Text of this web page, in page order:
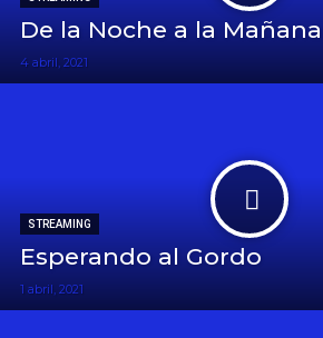
De la Noche a la Mañana
4 abril, 2021
STREAMING
Esperando al Gordo
1 abril, 2021